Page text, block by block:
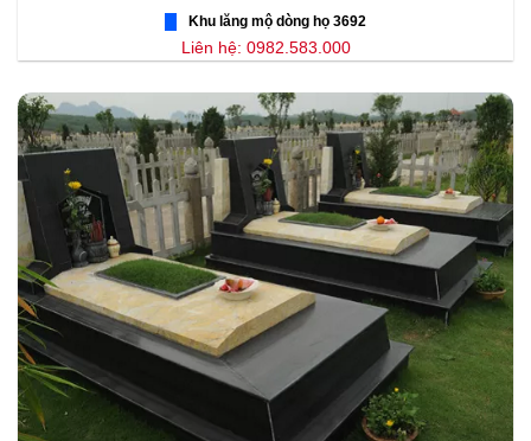
Khu lăng mộ dòng họ 3692
Liên hệ: 0982.583.000